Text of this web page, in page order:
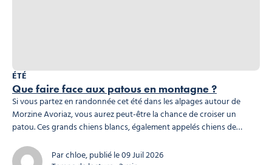
Que faire face aux patous en montagne ?
ÉTÉ
Si vous partez en randonnée cet été dans les alpages autour de
Morzine Avoriaz, vous aurez peut-être la chance de croiser un
patou. Ces grands chiens blancs, également appelés chiens de
prédateurs. Rassurez-vous, leur mission est simple : protéger et non
Par chloe, publié le 09 Juil 2026